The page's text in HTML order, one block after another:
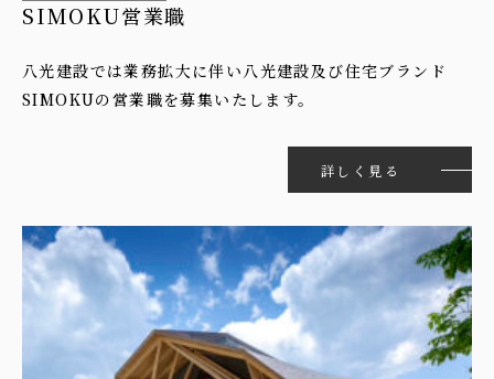
SIMOKU営業職
八光建設では業務拡大に伴い八光建設及び住宅ブランド
SIMOKUの営業職を募集いたします。
詳しく見る